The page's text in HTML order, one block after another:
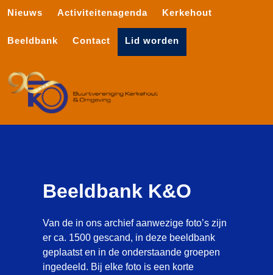
Nieuws Activiteitenagenda Kerkehout
Beeldbank Contact Lid worden
Beeldbank K&O
Van de in ons archief aanwezige foto’s zijn
er ca. 1500 gescand, in deze beeldbank
geplaatst en in de onderstaande groepen
ingedeeld. Bij elke foto is een korte